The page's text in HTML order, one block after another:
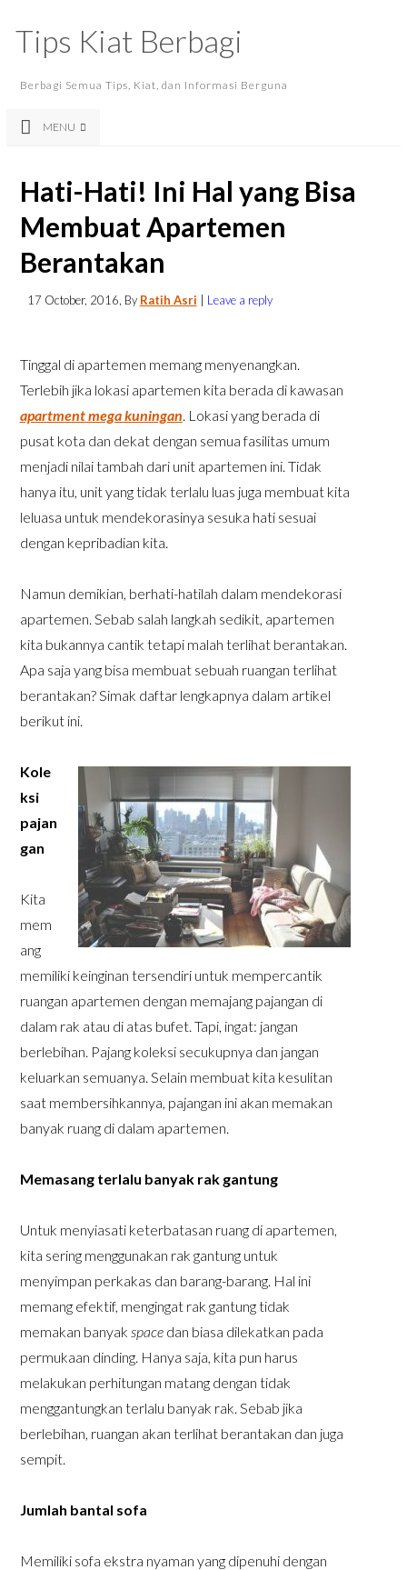
Tips Kiat Berbagi
Berbagi Semua Tips, Kiat, dan Informasi Berguna
MENU
Hati-Hati! Ini Hal yang Bisa
Membuat Apartemen
Berantakan
17 October, 2016 , By Ratih Asri Leave a reply
Tinggal di apartemen memang menyenangkan.
Terlebih jika lokasi apartemen kita berada di kawasan
apartment mega kuningan. Lokasi yang berada di
pusat kota dan dekat dengan semua fasilitas umum
menjadi nilai tambah dari unit apartemen ini. Tidak
hanya itu, unit yang tidak terlalu luas juga membuat kita
leluasa untuk mendekorasinya sesuka hati sesuai
dengan kepribadian kita.
Namun demikian, berhati-hatilah dalam mendekorasi
apartemen. Sebab salah langkah sedikit, apartemen
kita bukannya cantik tetapi malah terlihat berantakan.
Apa saja yang bisa membuat sebuah ruangan terlihat
berantakan? Simak daftar lengkapnya dalam artikel
berikut ini.
Kole
ksi
pajan
gan
Kita
mem
ang
memiliki keinginan tersendiri untuk mempercantik
ruangan apartemen dengan memajang pajangan di
dalam rak atau di atas bufet. Tapi, ingat: jangan
berlebihan. Pajang koleksi secukupnya dan jangan
keluarkan semuanya. Selain membuat kita kesulitan
saat membersihkannya, pajangan ini akan memakan
banyak ruang di dalam apartemen.
Memasang terlalu banyak rak gantung
Untuk menyiasati keterbatasan ruang di apartemen,
kita sering menggunakan rak gantung untuk
menyimpan perkakas dan barang-barang. Hal ini
memang efektif, mengingat rak gantung tidak
memakan banyak space dan biasa dilekatkan pada
permukaan dinding. Hanya saja, kita pun harus
melakukan perhitungan matang dengan tidak
menggantungkan terlalu banyak rak. Sebab jika
berlebihan, ruangan akan terlihat berantakan dan juga
sempit.
Jumlah bantal sofa
Memiliki sofa ekstra nyaman yang dipenuhi dengan